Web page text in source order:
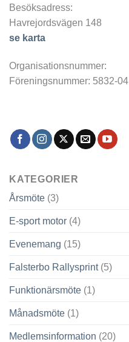
Besöksadress:
Havrejordsvägen 148
se karta
Organisationsnummer:
Föreningsnummer: 5832-04
KATEGORIER
Årsmöte (3)
E-sport motor (4)
Evenemang (15)
Falsterbo Rallysprint(5)
Funktionärsmöte (1)
Månadsmöte (1)
Medlemsinformation (20)